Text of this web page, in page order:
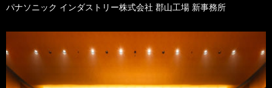
パナソニック インダストリー株式会社 郡山工場 新事務所